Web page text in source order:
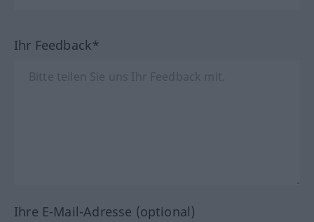
Ihr Feedback*
Ihre E-Mail-Adresse (optional)